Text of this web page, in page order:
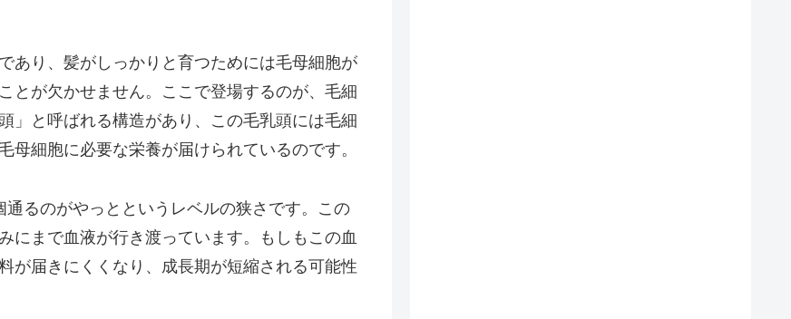
あり、髪がしっかりと育つためには毛母細胞が
とが欠かせません。ここで登場するのが、毛細
」と呼ばれる構造があり、この毛乳頭には毛細
細胞に必要な栄養が届けられているのです。
るのがやっとというレベルの狭さです。この
にまで血液が行き渡っています。もしもこの血
が届きにくくなり、成長期が短縮される可能性